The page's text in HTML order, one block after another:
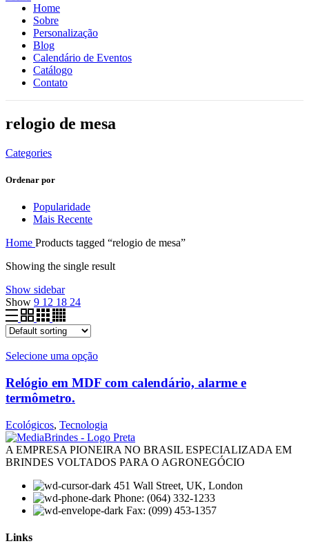
Home
Sobre
Personalização
Blog
Calendário de Eventos
Catálogo
Contato
relogio de mesa
Categories
Ordenar por
Popularidade
Mais Recente
Home Products tagged “relogio de mesa”
Showing the single result
Show sidebar
Show 9 12 18 24
Selecione uma opção
Relógio em MDF com calendário, alarme e
termômetro.
Ecológicos, Tecnologia
A EMPRESA PIONEIRA NO BRASIL ESPECIALIZADA EM
BRINDES VOLTADOS PARA O AGRONEGÓCIO
451 Wall Street, UK, London
Phone: (064) 332-1233
Fax: (099) 453-1357
Links